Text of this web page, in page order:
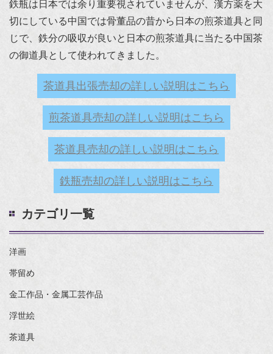
鉄瓶は日本では余り重要視されていませんが、漢方薬を大
切にしている中国では骨董品の昔から日本の煎茶道具と同
じで、鉄分の吸収が良いと日本の煎茶道具に当たる中国茶
の御道具として使われてきました。
茶道具出張売却の詳しい説明はこちら
煎茶道具売却の詳しい説明はこちら
茶道具売却の詳しい説明はこちら
鉄瓶売却の詳しい説明はこちら
カテゴリ一覧
洋画
帯留め
金工作品・金属工芸作品
浮世絵
茶道具